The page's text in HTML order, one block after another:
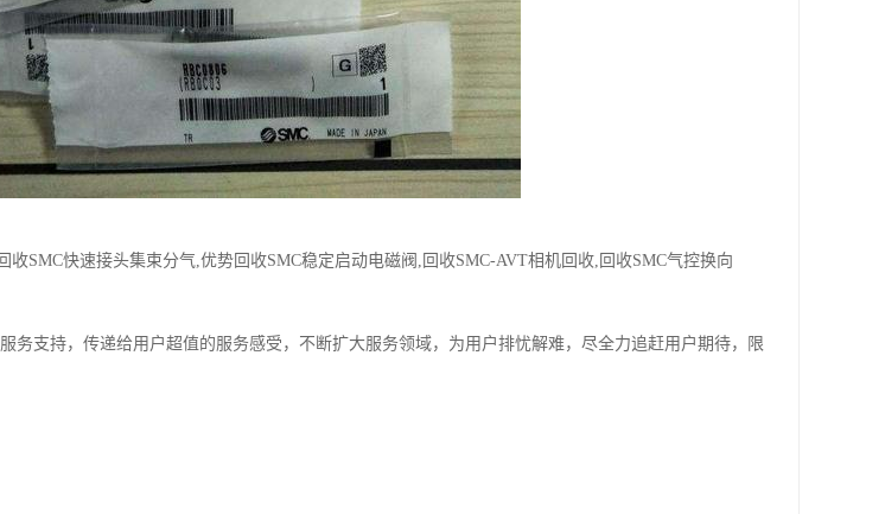
收SMC快速接头集束分气,优势回收SMC稳定启动电磁阀,回收SMC-AVT相机回收,回收SMC气控换向
务支持，传递给用户超值的服务感受，不断扩大服务领域，为用户排忧解难，尽全力追赶用户期待，限